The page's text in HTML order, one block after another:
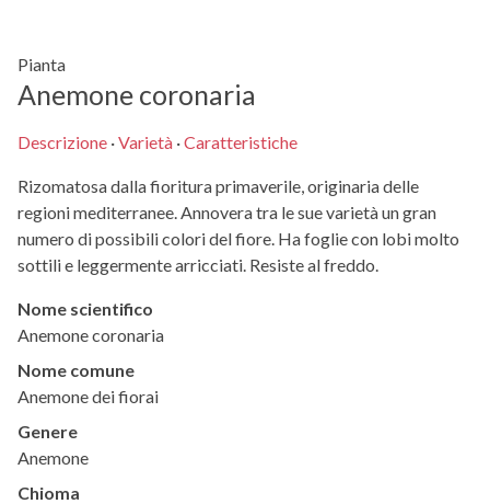
Pianta
Anemone coronaria
Descrizione ·Varietà ·Caratteristiche
Rizomatosa dalla fioritura primaverile, originaria delle
regioni mediterranee. Annovera tra le sue varietà un gran
numero di possibili colori del fiore. Ha foglie con lobi molto
sottili e leggermente arricciati. Resiste al freddo.
Nome scientifico
Anemone coronaria
Nome comune
Anemone dei fiorai
Genere
Anemone
Chioma